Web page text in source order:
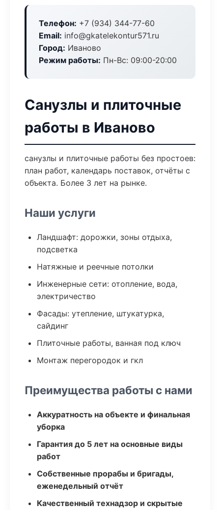
Телефон: +7 (934) 344-77-60
Email: info@gkatelekontur571.ru
Город: Иваново
Режим работы: Пн-Вс: 09:00-20:00
Санузлы и плиточные
работы в Иваново
санузлы и плиточные работы без простоев:
план работ, календарь поставок, отчёты с
объекта. Более 3 лет на рынке.
Наши услуги
Ландшафт: дорожки, зоны отдыха,
подсветка
Натяжные и реечные потолки
Инженерные сети: отопление, вода,
электричество
Фасады: утепление, штукатурка,
сайдинг
Плиточные работы, ванная под ключ
Монтаж перегородок и гкл
Преимущества работы с нами
Аккуратность на объекте и финальная
уборка
Гарантия до 5 лет на основные виды
работ
Собственные прорабы и бригады,
еженедельный отчёт
Качественный технадзор и скрытые